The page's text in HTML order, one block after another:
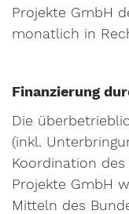
Projekte GmbH
monatlich in
Finanzierung
Die
(inkl.
Koordination des
Projekte GmbH
Mitteln des